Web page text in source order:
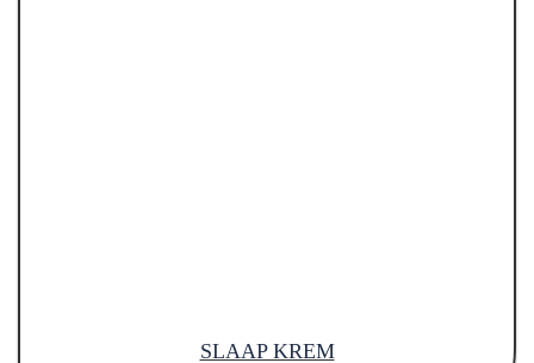
SLAAP KREM